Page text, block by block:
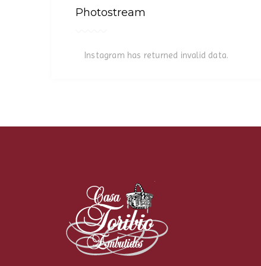
Photostream
Instagram has returned invalid data.